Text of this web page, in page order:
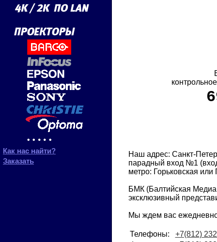
Как нас найти?
Заказать
Наш адрес: Санкт-
парадный вход №1
метро: Горьковская
БМК (Балтийская
эксклюзивный
Мы ждем вас
Телефоны:
+7(812)